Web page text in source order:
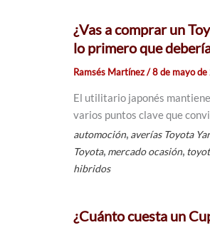
¿Vas a comprar un
lo primero que
Ramsés Martínez/8 de mayo
El utilitario japonés
varios puntos clave que
automoción, averías Toyota
Toyota, mercado ocasión,
hibridos
¿Cuánto cuesta un